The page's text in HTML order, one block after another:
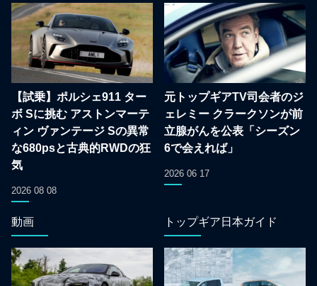
【試乗】ポルシェ911 ター
ボ Sに挑む アストンマーテ
ィン ヴァンテージ Sの異常
な680psと古典的RWDの狂
気
2026 08 08
元トップギアTV司会者のジ
ェレミー クラークソンが前
立腺がんを公表「シーズン
6で会えれば」
2026 06 17
動画 トップギア日本ガイド